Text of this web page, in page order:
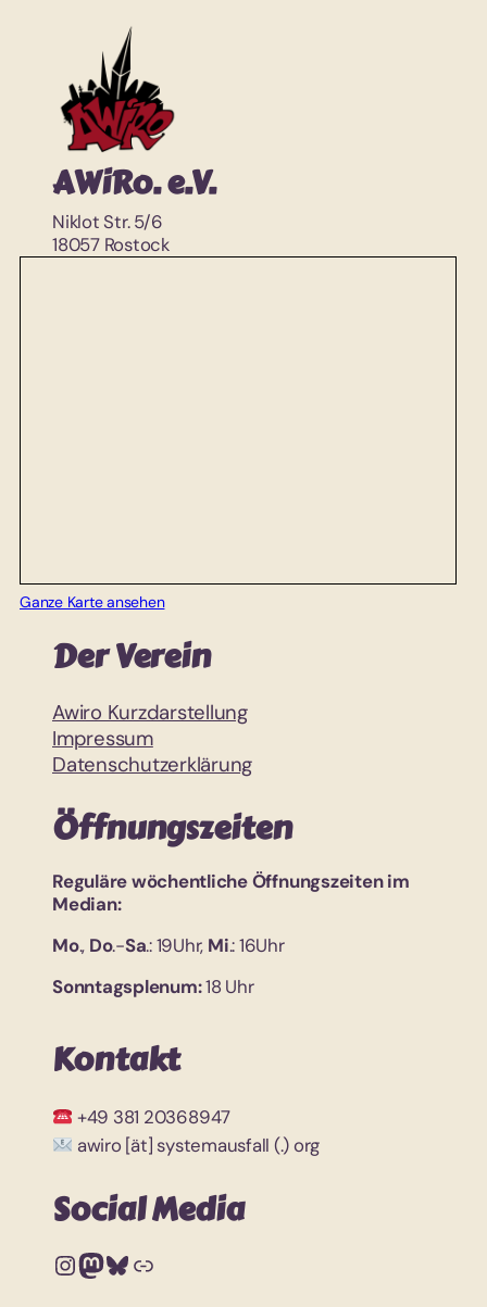
AWiRo. e.V.
Niklot Str. 5/6
18057 Rostock
Ganze Karte ansehen
Der Verein
Awiro Kurzdarstellung
Impressum
Datenschutzerklärung
Öffnungszeiten
Reguläre wöchentliche Öffnungszeiten im
Median:
Mo., Do.-Sa.: 19Uhr, Mi.: 16Uhr
Sonntagsplenum:18 Uhr
Kontakt
+49 381 20368947
awiro [ät] systemausfall (.) org
Social Media
InstagramMastodon Bluesky Link